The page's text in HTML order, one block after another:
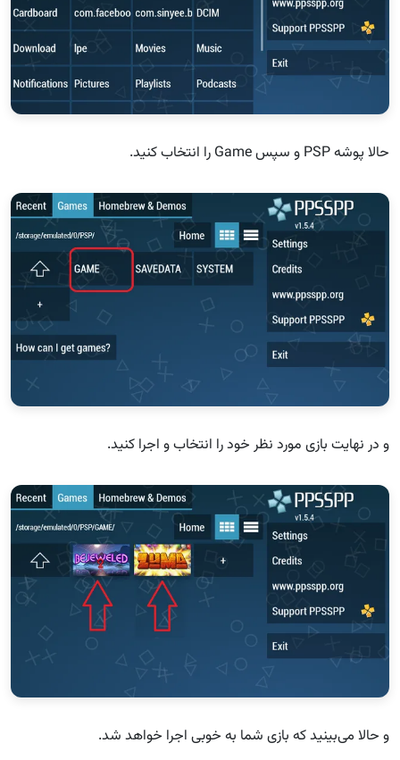
حالا پوشه PSP و سپس Game را انتخاب کنید.
و در نهایت بازی مورد نظر خود را انتخاب و اجرا کنید.
و حالا می‌بینید که بازی شما به خوبی اجرا خواهد شد.